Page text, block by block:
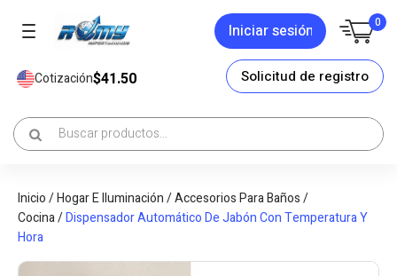
Iniciar sesión 0
Cotización$41.50 Solicitud de registro
Inicio/Hogar E Iluminación/Accesorios Para Baños /
Cocina/Dispensador Automático De Jabón Con Temperatura Y
Hora